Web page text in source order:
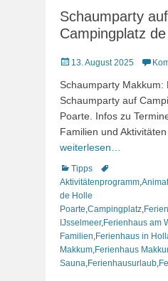
Schaumparty
Campingplatz
Veröffentlicht
13. August 2025
Schaumparty Makkum:
Schaumparty auf
Poarte. Infos zu
Familien und
weiterlesen…
Kategorien
Tipps
Schlagworte
Aktivitätenprogramm,
de Holle
Poarte,Campingplatz,
IJsselmeer,Ferienhaus am
Familien,Ferienhaus in
Makkum,Ferienhaus
Sauna,Ferienhausurlaub,